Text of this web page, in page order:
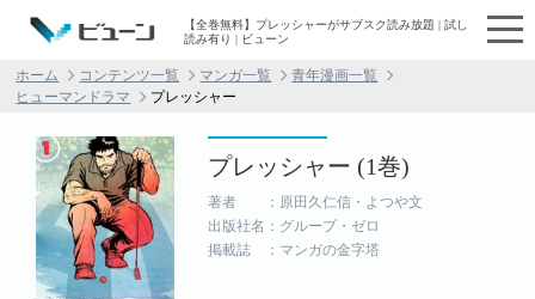
【全巻無料】プレッシャーがサブスク読み放題 | 試し
読み有り | ビューン
ホーム コンテンツ一覧 マンガ一覧
青年漫画一覧
ヒューマンドラマ
プレッシャー
プレッシャー (1巻)
著者 ：原田久仁信・よつや文
出版社名：グループ・ゼロ
掲載誌 ：マンガの金字塔